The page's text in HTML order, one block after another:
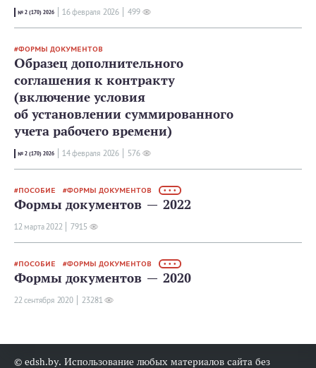
№ 2 (170) 2026 16 февраля 2026 499
ФОРМЫ ДОКУМЕНТОВ
Образец дополнительного
соглашения к контракту
(включение условия
об установлении суммированного
учета рабочего времени)
№ 2 (170) 2026 14 февраля 2026 576
ПОСОБИЕ ФОРМЫ ДОКУМЕНТОВ • • •
Формы документов — 2022
12 мартa 2022 7915
ПОСОБИЕ ФОРМЫ ДОКУМЕНТОВ • • •
Формы документов — 2020
22 сентября 2020 23281
© edsh.by. Использование любых материалов сайта без